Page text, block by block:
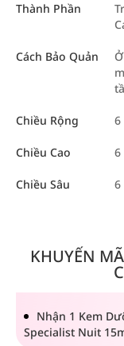
Thành Phần
Cách Bảo Quản
Chiều Rộng 6
Chiều Cao 6
Chiều Sâu 6
KHUYẾN
Nhận 1 Kem
Specialist Nuit